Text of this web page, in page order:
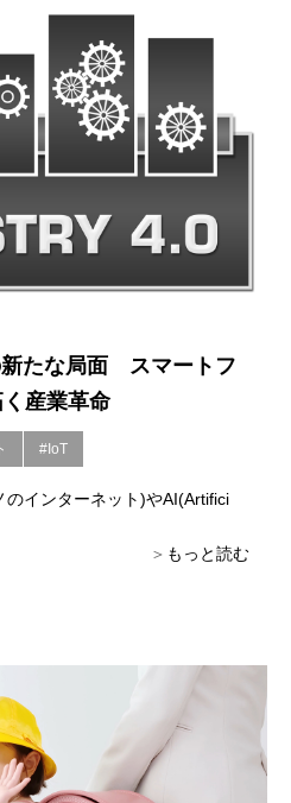
たな局面 スマートフ
産業革命
#IoT
インターネット)やAI(Artifici
もっと読む